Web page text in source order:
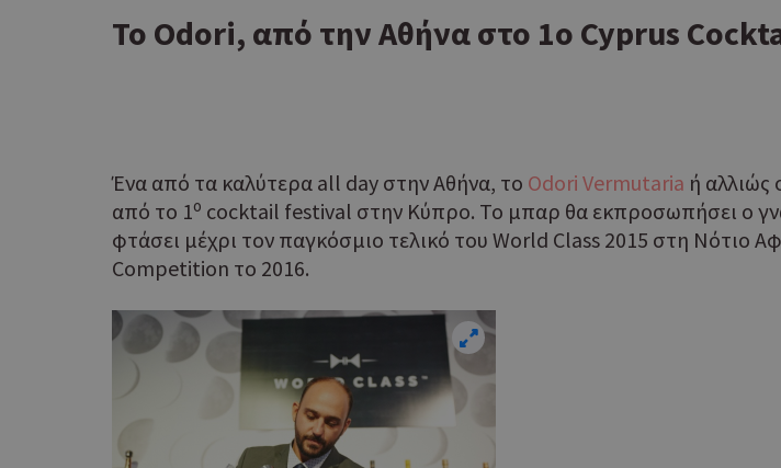
To Odori, από την Αθήνα στο 1ο Cyprus
Ένα από τα καλύτερα all day στην Αθήνα, το Odori Vermutaria ή αλλιώς
από το 1ο cocktail festival στην Κύπρο. Το μπαρ θα εκπροσωπήσει ο
φτάσει μέχρι τον παγκόσμιο τελικό του World Class 2015 στη Νότιο
Competition το 2016.